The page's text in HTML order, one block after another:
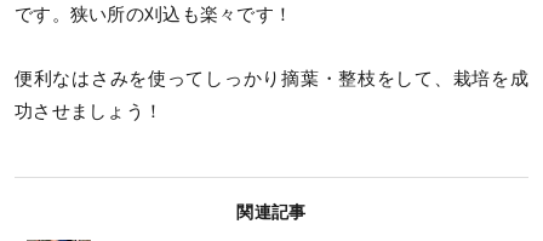
です。狭い所の刈込も楽々です！
便利なはさみを使ってしっかり摘葉・整枝をして、栽培を成
功させましょう！
関連記事